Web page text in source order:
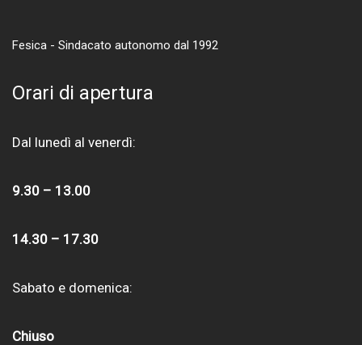
Fesica - Sindacato autonomo dal 1992
Orari di apertura
Dal lunedì al venerdì:
9.30 – 13.00
14.30 – 17.30
Sabato e domenica:
Chiuso